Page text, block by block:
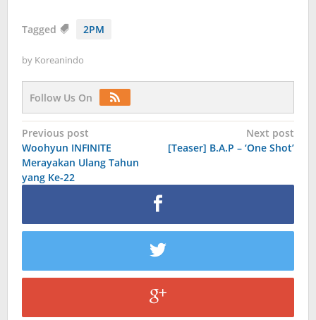
Tagged 2PM
by Koreanindo
Follow Us On
Post
navigation
Previous post
Woohyun INFINITE
Merayakan Ulang Tahun
yang Ke-22
Next post
[Teaser] B.A.P – ‘One Shot’